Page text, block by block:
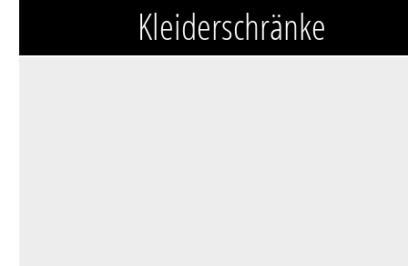
Kleiderschränke